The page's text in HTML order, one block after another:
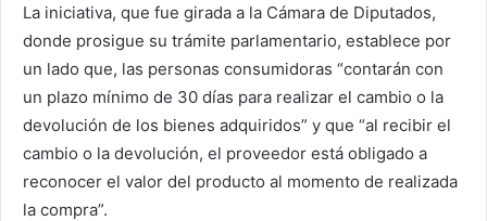
La iniciativa, que fue girada a la Cámara de Diputados,
donde prosigue su trámite parlamentario, establece por
un lado que, las personas consumidoras “contarán con
un plazo mínimo de 30 días para realizar el cambio o la
devolución de los bienes adquiridos” y que “al recibir el
cambio o la devolución, el proveedor está obligado a
reconocer el valor del producto al momento de realizada
la compra”.